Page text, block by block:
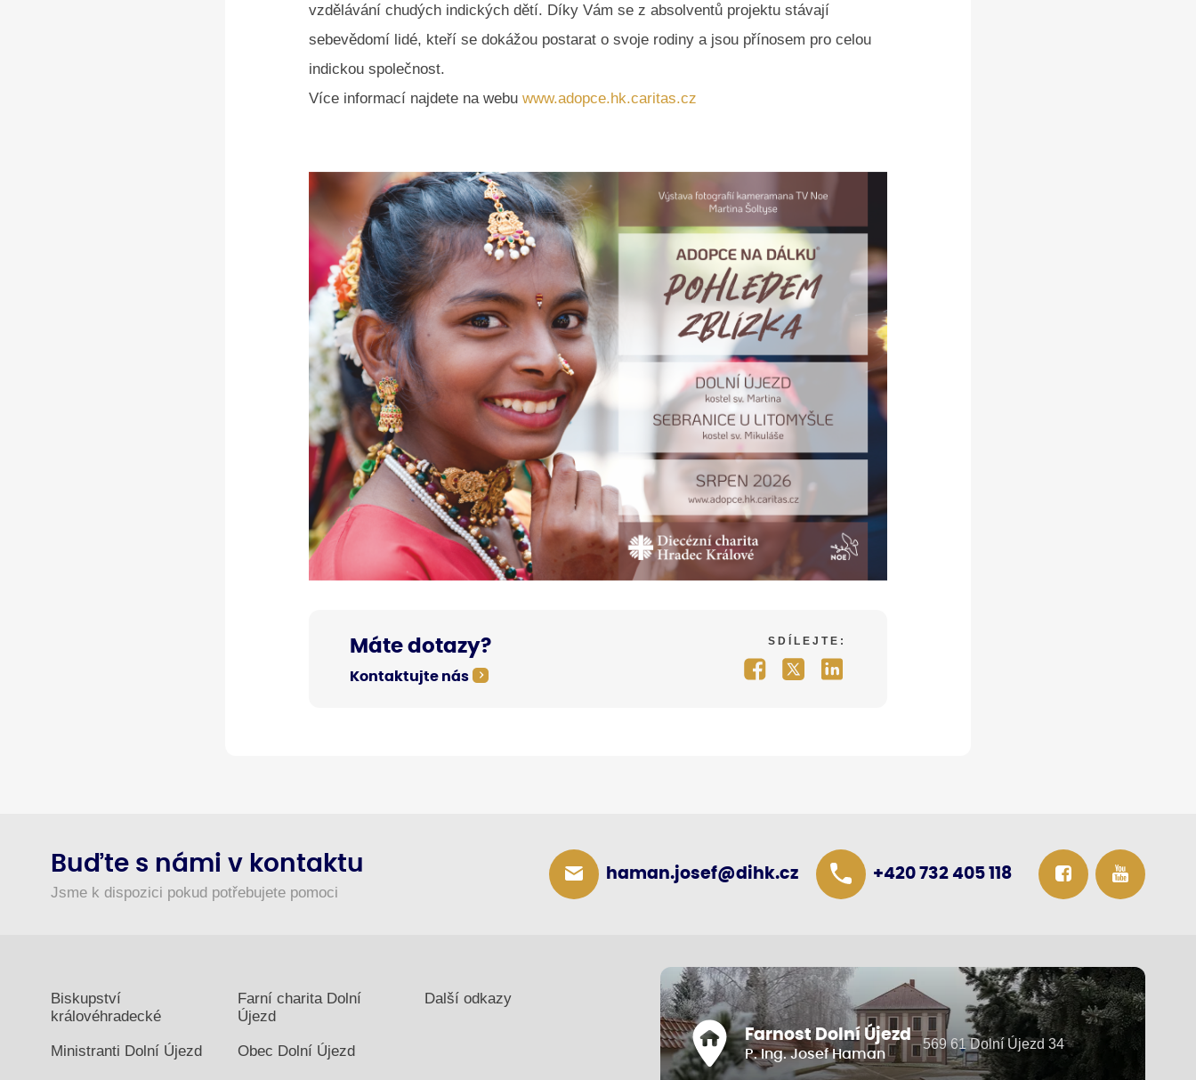
vzdělávání chudých indických dětí. Díky Vám se z absolventů projektu stávají
sebevědomí lidé, kteří se dokážou postarat o svoje rodiny a jsou přínosem pro celou
indickou společnost.
Více informací najdete na webuwww.adopce.hk.caritas.cz
Máte dotazy?
Kontaktujte nás
SDÍLEJTE:
Buďte s námi v kontaktu
Jsme k dispozici pokud potřebujete pomoci
haman.josef@dihk.cz +420 732 405 118
Biskupství
královéhradecké
Ministranti Dolní Újezd
Farní charita Dolní
Újezd
Obec Dolní Újezd
Další odkazy
Farnost Dolní Újezd
P. Ing. Josef Haman
569 61 Dolní Újezd 34